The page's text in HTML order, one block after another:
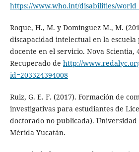
https://www.who.int/disabilities/
Roque, H., M. y Domínguez M., M.
discapacidad intelectual en la
docente en el servicio. Nova Scientia,
Recuperado de http://
id=203324394008
Ruiz, G. E. F. (2017). Formación de
investigativas para estudiantes de
doctorado no publicada). Universidad
Mérida Yucatán.